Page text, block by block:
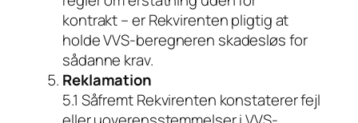
kontrakt – er Rekvirenten pligtig at
holde VVS-beregneren skadesløs for
sådanne krav.
Reklamation
5.1 Såfremt Rekvirenten konstaterer fejl